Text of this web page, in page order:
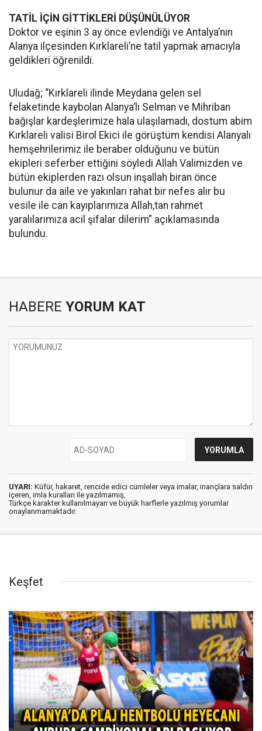
TATİL İÇİN GİTTİKLERİ DÜŞÜNÜLÜYOR
Doktor ve eşinin 3 ay önce evlendiği ve Antalya’nın
Alanya ilçesinden Kırklareli’ne tatil yapmak amacıyla
geldikleri öğrenildi.
Uludağ; “Kırklareli ilinde Meydana gelen sel
felaketinde kaybolan Alanya’lı Selman ve Mihriban
bağışlar kardeşlerimize hala ulaşılamadı, dostum abim
Kırklareli valisi Birol Ekici ile görüştüm kendisi Alanyalı
hemşehrilerimiz ile beraber olduğunu ve bütün
ekipleri seferber ettiğini söyledi Allah Valimizden ve
bütün ekiplerden razı olsun inşallah biran önce
bulunur da aile ve yakınları rahat bir nefes alır bu
vesile ile can kayıplarımıza Allah,tan rahmet
yaralılarımıza acil şifalar dilerim” açıklamasında
bulundu.
HABERE YORUM KAT
UYARI: Küfür, hakaret, rencide edici cümleler veya imalar, inançlara saldırı
içeren, imla kuralları ile yazılmamış,
Türkçe karakter kullanılmayan ve büyük harflerle yazılmış yorumlar
onaylanmamaktadır.
Keşfet